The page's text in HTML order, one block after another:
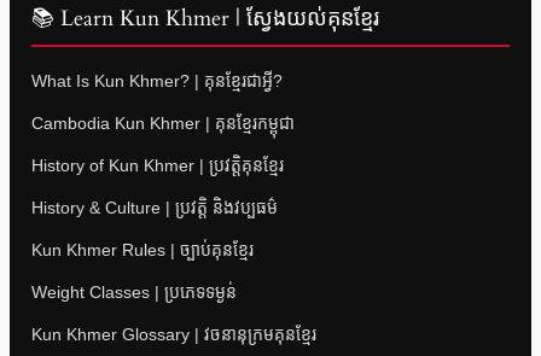
📚 Learn Kun Khmer | ស្វែងយល់គុនខ្មែរ
What Is Kun Khmer? | គុនខ្មែរជាអ្វី?
Cambodia Kun Khmer | គុនខ្មែរកម្ពុជា
History of Kun Khmer | ប្រវត្តិគុនខ្មែរ
History & Culture | ប្រវត្តិ និងវប្បធម៌
Kun Khmer Rules | ច្បាប់គុនខ្មែរ
Weight Classes | ប្រភេទទម្ងន់
Kun Khmer Glossary | វចនានុក្រមគុនខ្មែរ